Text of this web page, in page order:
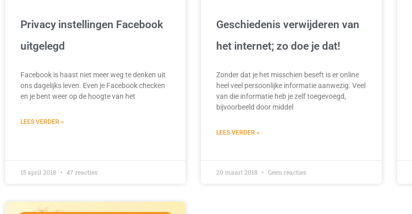
Privacy instellingen Facebook
uitgelegd
Facebook is haast niet meer weg te denken uit
ons dagelijks leven. Even je Facebook checken
en je bent weer op de hoogte van het
LEES VERDER »
15 april 2018 47 reacties
Geschiedenis verwijderen van
het internet; zo doe je dat!
Zonder dat je het misschien beseft is er online
heel veel persoonlijke informatie aanwezig. Veel
van die informatie heb je zelf toegevoegd,
bijvoorbeeld door middel
LEES VERDER »
20 maart 2018 Geen reacties